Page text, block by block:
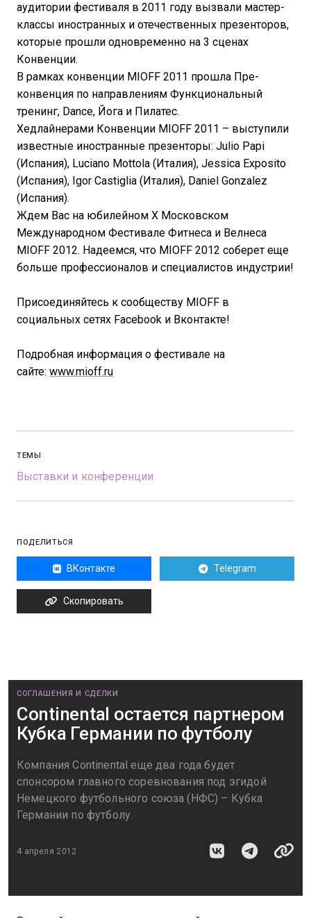
аудитории фестиваля в 2011 году вызвали мастер-
классы иностранных и отечественных презенторов,
которые прошли одновременно на 3 сценах
Конвенции.
В рамках конвенции MIOFF 2011 прошла Пре-
конвенция по направлениям Функциональный
тренинг, Dance, Йога и Пилатес.
Хедлайнерами Конвенции MIOFF 2011 – выступили
известные иностранные презенторы: Julio Papi
(Испания), Luciano Mottola (Италия), Jessica Exposito
(Испания), Igor Castiglia (Италия), Daniel Gonzalez
(Испания).
Ждем Вас на юбилейном X Московском
Международном Фестивале Фитнеса и Велнеса
MIOFF 2012. Надеемся, что MIOFF 2012 соберет еще
больше профессионалов и специалистов индустрии!
Присоединяйтесь к сообществу MIOFF в
социальных сетях Facebook и Вконтакте!
Подробная информация о фестивале на
сайте: www.mioff.ru
ТЕМЫ
Выставки и конференции
ПОДЕЛИТЬСЯ
ВКонтакте Telegram
Скопировать
СОГЛАШЕНИЯ И СДЕЛКИ
Continental остается партнером
Кубка Германии по футболу
Компания Continental еще два года будет
спонсором главного соревнования под эгидой
Немецкого футбольного союза (НФС) – Кубка
Германии по футболу.
4 апреля 2012